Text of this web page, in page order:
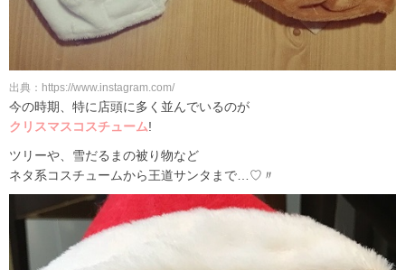
出典：https://www.instagram.com/
今の時期、特に店頭に多く並んでいるのが
クリスマスコスチューム!
ツリーや、雪だるまの被り物など
ネタ系コスチュームから王道サンタまで…♡〃